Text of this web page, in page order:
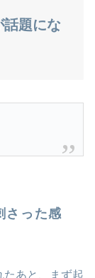
話題にな
さった感
たあと、まず起